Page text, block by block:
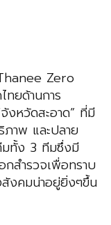
Zero
ทยด้านการ
งหวัดสะอาด” ที่มี
าพ และปลาย
มทั้ง 3 ทีมซึ่งมี
กสำรวจเพื่อทราบ
งคมน่าอยู่ยิ่งๆขึ้น